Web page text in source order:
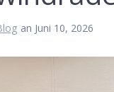
an Juni 10, 2026